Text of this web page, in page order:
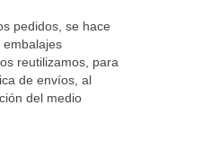
pedidos, se hace
embalajes
reutilizamos, para
de envíos, al
del medio